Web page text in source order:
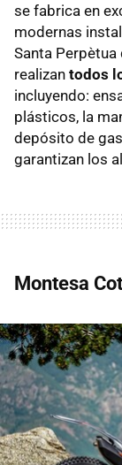
se fabrica en
modernas
Santa Perpètua
realizan todos
incluyendo:
plásticos, la
depósito de
garantizan los
Montesa